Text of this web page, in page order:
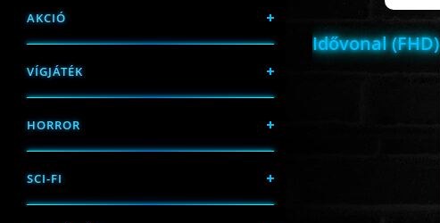
AKCIÓ
VÍGJÁTÉK
HORROR
SCI-FI
Idővonal (FHD)